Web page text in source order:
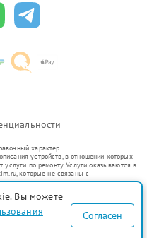
характер.
устройств, в отношении которых
по ремонту. Услуги оказываются в
которые не связаны с
представителями.
в гражданский оборот в соответствии
индивидуализации услуг или введения
о предоставляемых услугах по
офертой, определяемой
Вы можете
Согласен